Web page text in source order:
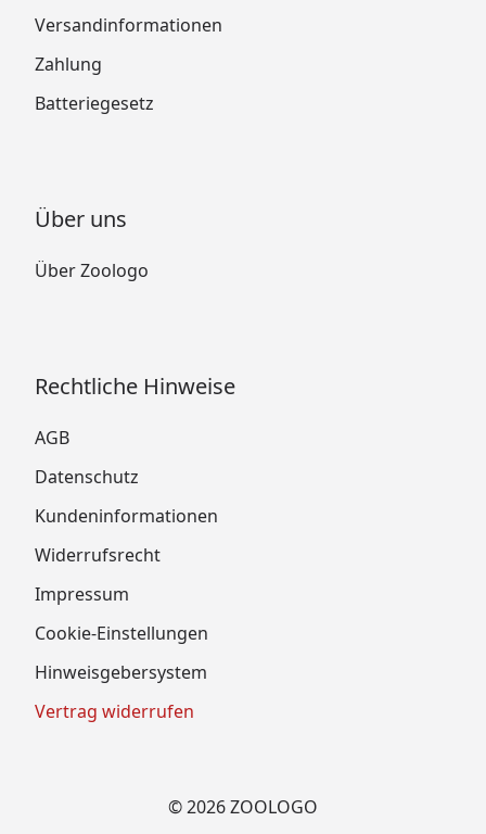
Versandinformationen
Zahlung
Batteriegesetz
Über uns
Über Zoologo
Rechtliche Hinweise
AGB
Datenschutz
Kundeninformationen
Widerrufsrecht
Impressum
Cookie-Einstellungen
Hinweisgebersystem
Vertrag widerrufen
© 2026 ZOOLOGO